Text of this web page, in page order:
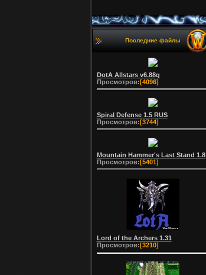
Последние файлы
DotA Allstars v6.88g
Просмотров:[4096]
Spiral Defense 1.5 RUS
Просмотров:[3744]
Mountain Hammer's Last Stand 1.8
Просмотров:[5401]
Lord of the Archers 1.31
Просмотров: [3210]